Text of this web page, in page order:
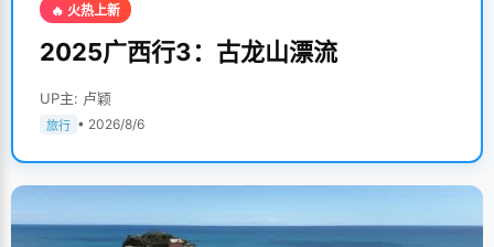
🔥 火热上新
2025广西行3：古龙山漂流
UP主: 卢颖
旅行 • 2026/8/6